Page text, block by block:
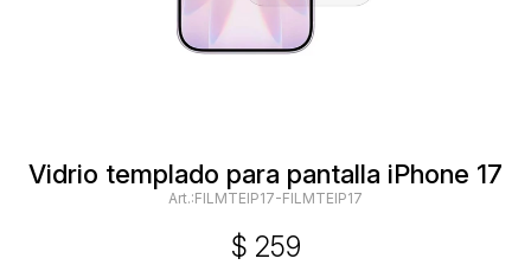
Vidrio templado para pantalla iPhone 17
FILMTEIP17-FILMTEIP17
$ 259